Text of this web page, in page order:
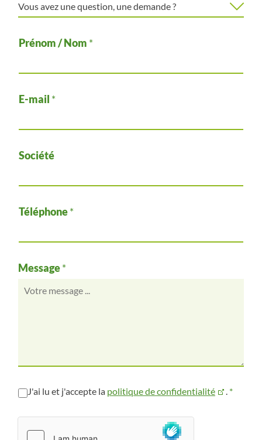
Prénom / Nom *
E-mail *
Société
Téléphone*
Message*
R J'ai lu et j'accepte la politique de confidentialité *